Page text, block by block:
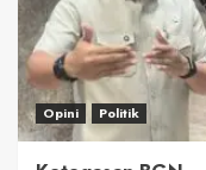
Opini Politik